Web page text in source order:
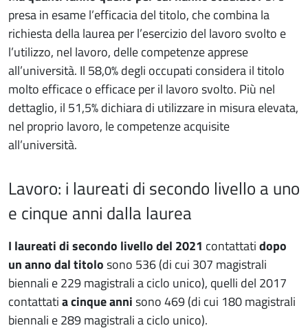
presa in esame l’efficacia del titolo, che combina la
richiesta della laurea per l’esercizio del lavoro svolto e
l’utilizzo, nel lavoro, delle competenze apprese
all’università. Il 58,0% degli occupati considera il titolo
molto efficace o efficace per il lavoro svolto. Più nel
dettaglio, il 51,5% dichiara di utilizzare in misura elevata,
nel proprio lavoro, le competenze acquisite
all’università.
Lavoro: i laureati di secondo livello a uno
e cinque anni dalla laurea
I laureati di secondo livello del 2021 contattatidopo
un anno dal titolosono 536 (di cui 307 magistrali
biennali e 229 magistrali a ciclo unico), quelli del 2017
contattatia cinque annisono 469 (di cui 180 magistrali
biennali e 289 magistrali a ciclo unico).